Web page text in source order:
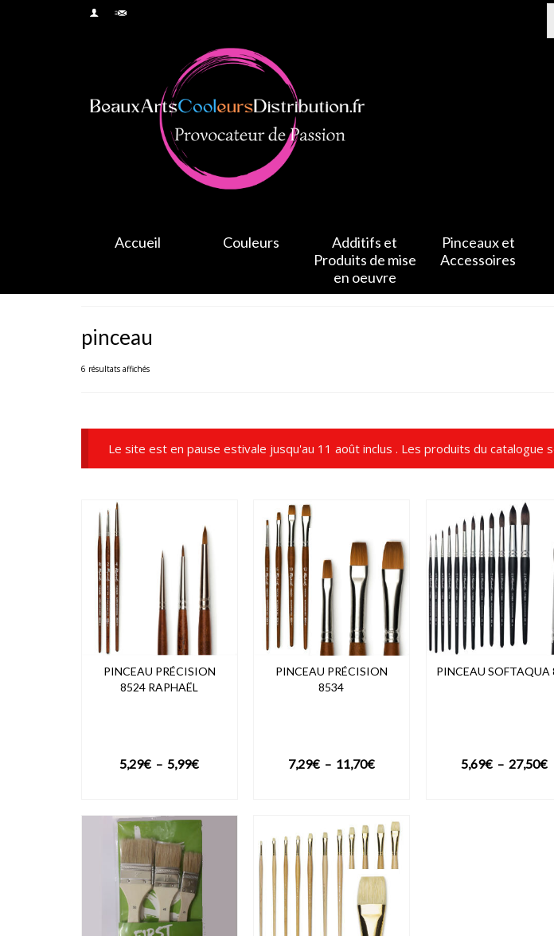
Accueil Couleurs
Additifs et
Produits de mise
en oeuvre
Pinceaux et
Accessoires
pinceau
6 résultats affichés
Le site est en pause estivale jusqu'au 11 août inclus . Les produits du catalogue
PINCEAU PRÉCISION
8524 RAPHAËL
5,29€ – 5,99€Plage
à
PINCEAU PRÉCISION
8534
7,29€ – 11,70€Plage
à
11,70€
PINCEAU SOFTAQUA
5,69€ – 27,50€